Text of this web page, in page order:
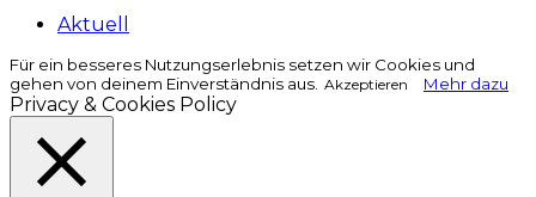
Aktuell
Für ein besseres Nutzungserlebnis setzen wir Cookies und
gehen von deinem Einverständnis aus. Akzeptieren Mehr dazu
Privacy & Cookies Policy